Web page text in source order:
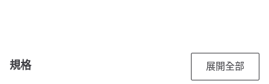
規格 展開全部